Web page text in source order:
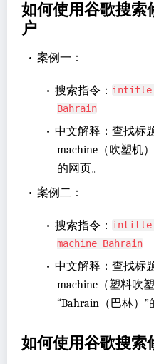
如何使用谷歌搜
户
• 案例一：
• 搜索指令：
Bahrain
• 中文解释：查找标
machine（吹塑机
的网页。
• 案例二：
• 搜索指令：
machine Bahrain
• 中文解释：查找标
machine（塑料吹
“Bahrain（巴林）”
如何使用谷歌搜索